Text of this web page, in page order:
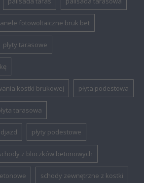
fotowoltaiczne bruk bet
plyty tarasowe
kostki brukowej płyta podestowa
tarasowa
płyty podestowe
z bloczków betonowych
schody zewnętrzne z kostki